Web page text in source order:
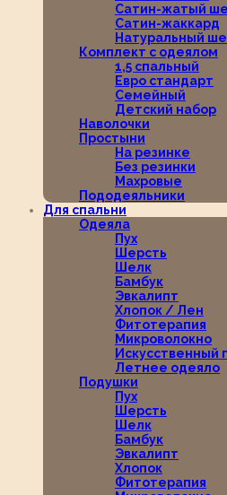
Сатин-жатый
Сатин-жаккард
Натуральный
Комплект с одеялом
1,5 спальный
Евро стандарт
Семейный
Детский набор
Наволочки
Простыни
На резинке
Без резинки
Махровые
Пододеяльники
Для спальни
Одеяла
Пух
Шерсть
Шелк
Бамбук
Эвкалипт
Хлопок / Лен
Фитотерапия
Микроволокно
Искусственный
Летнее одеяло
Подушки
Пух
Шерсть
Шелк
Бамбук
Эвкалипт
Хлопок
Фитотерапия